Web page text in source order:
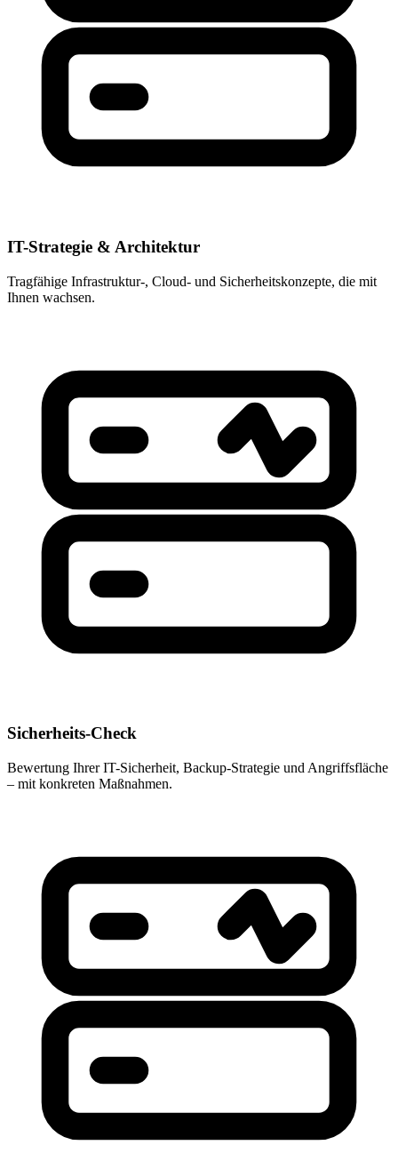
IT-Strategie & Architektur
Tragfähige Infrastruktur-, Cloud- und Sicherheitskonzepte, die mit
Ihnen wachsen.
Sicherheits-Check
Bewertung Ihrer IT-Sicherheit, Backup-Strategie und Angriffsfläche
– mit konkreten Maßnahmen.